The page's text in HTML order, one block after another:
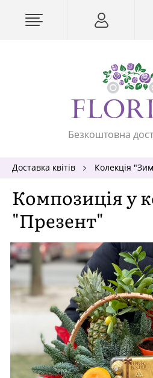
Безкоштовна
Доставка квітів Колекція
Композиція у
"Презент"